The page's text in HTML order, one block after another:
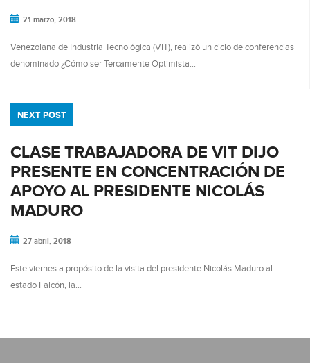
21 marzo, 2018
Venezolana de Industria Tecnológica (VIT), realizó un ciclo de conferencias
denominado ¿Cómo ser Tercamente Optimista…
NEXT POST
CLASE TRABAJADORA DE VIT DIJO
PRESENTE EN CONCENTRACIÓN DE
APOYO AL PRESIDENTE NICOLÁS
MADURO
27 abril, 2018
Este viernes a propósito de la visita del presidente Nicolás Maduro al
estado Falcón, la…